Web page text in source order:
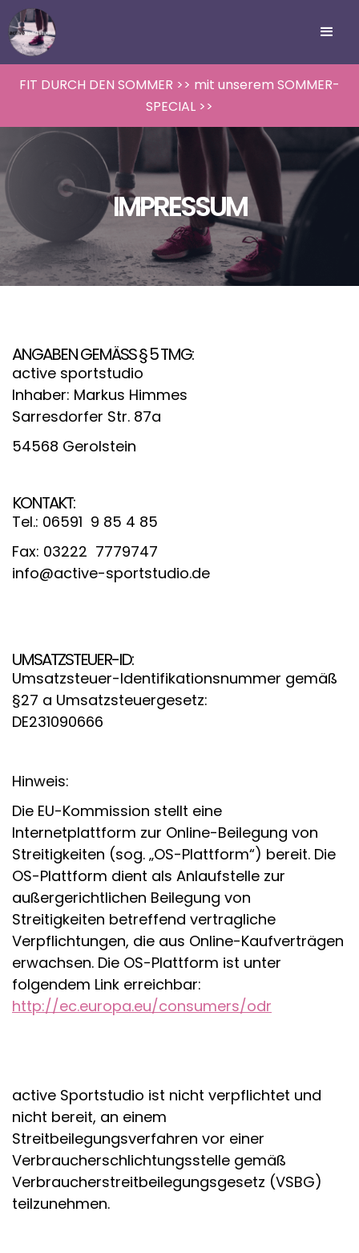
FIT DURCH DEN SOMMER >> mit unserem SOMMER-
SPECIAL >>
IMPRESSUM
ANGABEN GEMÄSS § 5 TMG:
active sportstudio
Inhaber: Markus Himmes
Sarresdorfer Str. 87a
54568 Gerolstein
KONTAKT:
Tel.: 06591 9 85 4 85
Fax: 03222 7779747
info@active-sportstudio.de
UMSATZSTEUER-ID:
Umsatzsteuer-Identifikationsnummer gemäß
§27 a Umsatzsteuergesetz:
DE231090666
Hinweis:
Die EU-Kommission stellt eine
Internetplattform zur Online-Beilegung von
Streitigkeiten (sog. „OS-Plattform“) bereit. Die
OS-Plattform dient als Anlaufstelle zur
außergerichtlichen Beilegung von
Streitigkeiten betreffend vertragliche
Verpflichtungen, die aus Online-Kaufverträgen
erwachsen. Die OS-Plattform ist unter
folgendem Link erreichbar:
http://ec.europa.eu/consumers/odr
active Sportstudio ist nicht verpflichtet und
nicht bereit, an einem
Streitbeilegungsverfahren vor einer
Verbraucherschlichtungsstelle gemäß
Verbraucherstreitbeilegungsgesetz (VSBG)
teilzunehmen.